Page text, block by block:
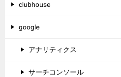
clubhouse
google
アナリティクス
サーチコンソール